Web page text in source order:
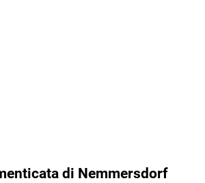
di Nemmersdorf